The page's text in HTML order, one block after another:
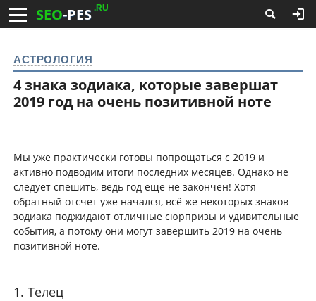
SEO-PES .RU
АСТРОЛОГИЯ
4 знака зодиака, которые завершат
2019 год на очень позитивной ноте
Мы уже практически готовы попрощаться с 2019 и
активно подводим итоги последних месяцев. Однако не
следует спешить, ведь год ещё не закончен! Хотя
обратный отсчет уже начался, всё же некоторых знаков
зодиака поджидают отличные сюрпризы и удивительные
события, а потому они могут завершить 2019 на очень
позитивной ноте.
1. Телец